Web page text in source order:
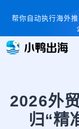
帮你自动执行海外
2026外
归“精